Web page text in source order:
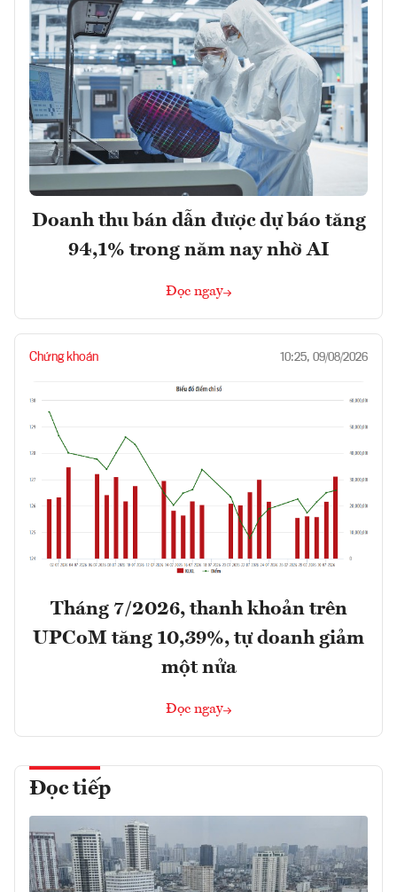
Doanh thu bán dẫn được dự báo tăng
94,1% trong năm nay nhờ AI
Đọc ngay
Chứng khoán 10:25, 09/08/2026
Tháng 7/2026, thanh khoản trên
UPCoM tăng 10,39%, tự doanh giảm
một nửa
Đọc ngay
Đọc tiếp